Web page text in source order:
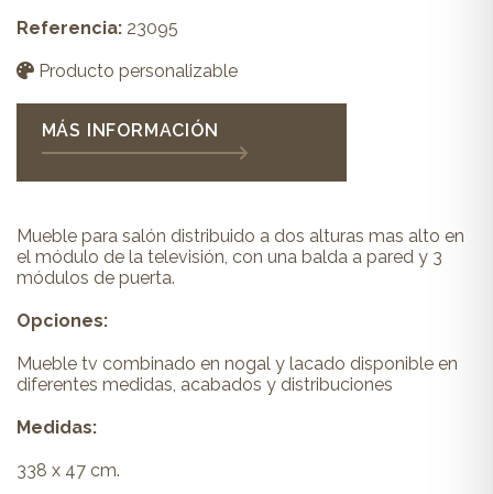
Referencia: 23095
Producto personalizable
MÁS INFORMACIÓN
Mueble para salón distribuido a dos alturas mas alto en
el módulo de la televisión, con una balda a pared y 3
módulos de puerta.
Opciones:
Mueble tv combinado en nogal y lacado disponible en
diferentes medidas, acabados y distribuciones
Medidas:
338 x 47 cm.